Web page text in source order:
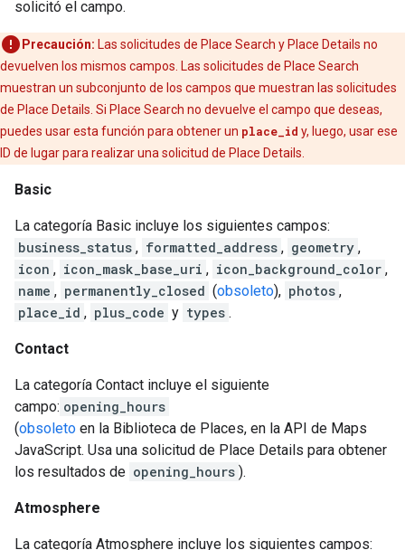
solicitó el campo.
Precaución: Las solicitudes de Place Search y Place Details no
devuelven los mismos campos. Las solicitudes de Place Search
muestran un subconjunto de los campos que muestran las solicitudes
de Place Details. Si Place Search no devuelve el campo que deseas,
puedes usar esta función para obtener un place_id y, luego, usar ese
ID de lugar para realizar una solicitud de Place Details.
Basic
La categoría Basic incluye los siguientes campos:
business_status , formatted_address , geometry ,
icon , icon_mask_base_uri , icon_background_color ,
name , permanently_closed (obsoleto), photos ,
place_id , plus_code y types .
Contact
La categoría Contact incluye el siguiente
campo: opening_hours
(obsoleto en la Biblioteca de Places, en la API de Maps
JavaScript. Usa una solicitud de Place Details para obtener
los resultados de opening_hours ).
Atmosphere
La categoría Atmosphere incluye los siguientes campos: